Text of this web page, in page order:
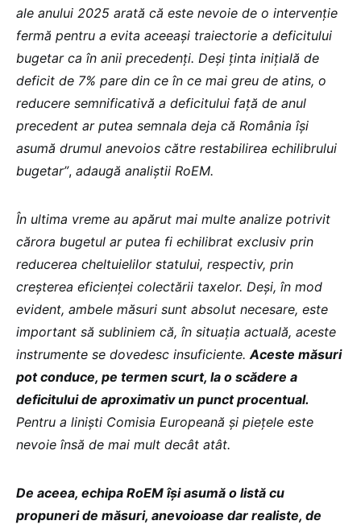
ale anului 2025 arată că este nevoie de o intervenție
fermă pentru a evita aceeași traiectorie a deficitului
bugetar ca în anii precedenți. Deși ținta inițială de
deficit de 7% pare din ce în ce mai greu de atins, o
reducere semnificativă a deficitului față de anul
precedent ar putea semnala deja că România își
asumă drumul anevoios către restabilirea echilibrului
bugetar”, adaugă analiștii RoEM.
În ultima vreme au apărut mai multe analize potrivit
cărora bugetul ar putea fi echilibrat exclusiv prin
reducerea cheltuielilor statului, respectiv, prin
creșterea eficienței colectării taxelor. Deși, în mod
evident, ambele măsuri sunt absolut necesare, este
important să subliniem că, în situația actuală, aceste
instrumente se dovedesc insuficiente.Aceste măsuri
pot conduce, pe termen scurt, la o scădere a
deficitului de aproximativ un punct procentual.
Pentru a liniști Comisia Europeană și piețele este
nevoie însă de mai mult decât atât.
De aceea, echipa RoEM își asumă o listă cu
propuneri de măsuri, anevoioase dar realiste, de